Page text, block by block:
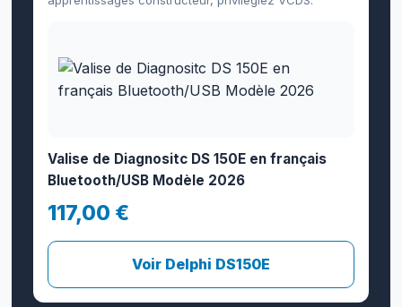
Valise de Diagnositc DS 150E en français
Bluetooth/USB Modèle 2026
117,00 €
Voir Delphi DS150E